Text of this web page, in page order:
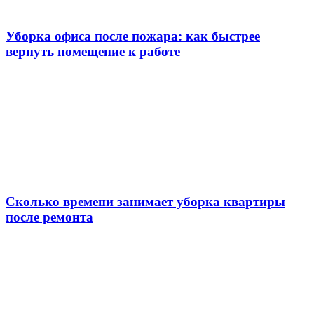
Уборка офиса после пожара: как быстрее
вернуть помещение к работе
Сколько времени занимает уборка квартиры
после ремонта